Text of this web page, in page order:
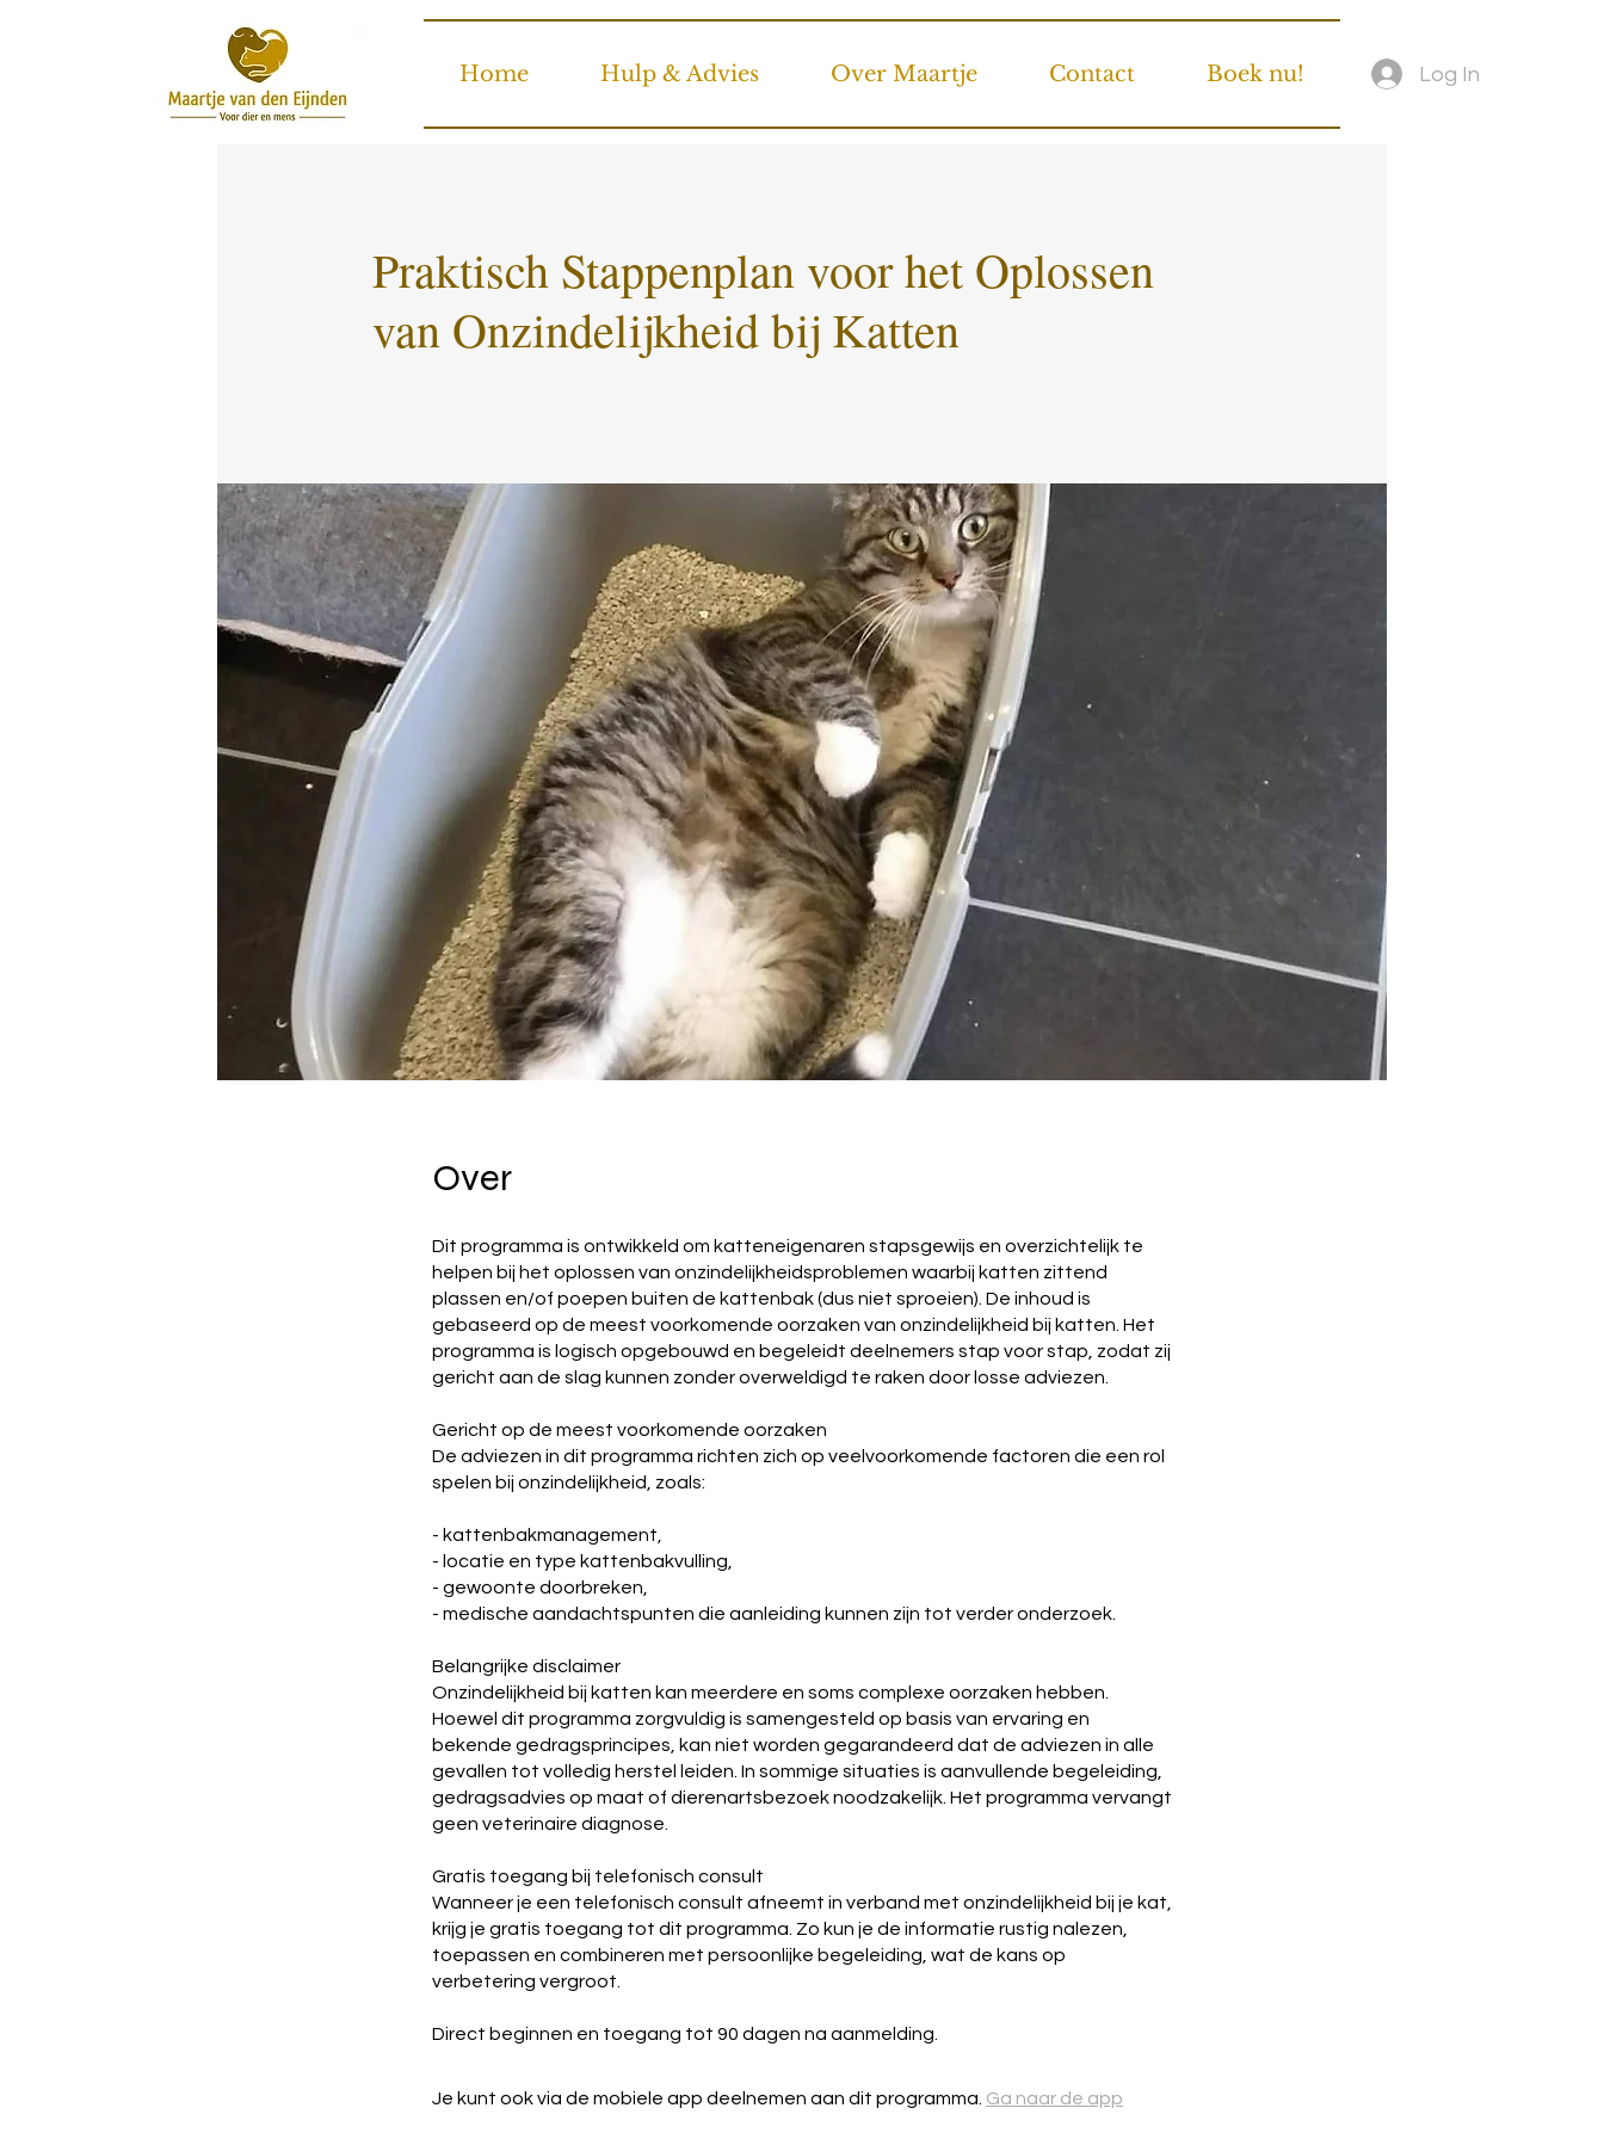
Log In
Home Hulp & Advies Over Maartje Contact Boek nu!
Praktisch Stappenplan voor het Oplossen
van Onzindelijkheid bij Katten
Over
Dit programma is ontwikkeld om katteneigenaren stapsgewijs en overzichtelijk te
helpen bij het oplossen van onzindelijkheidsproblemen waarbij katten zittend
plassen en/of poepen buiten de kattenbak (dus niet sproeien). De inhoud is
gebaseerd op de meest voorkomende oorzaken van onzindelijkheid bij katten. Het
programma is logisch opgebouwd en begeleidt deelnemers stap voor stap, zodat zij
gericht aan de slag kunnen zonder overweldigd te raken door losse adviezen.
Gericht op de meest voorkomende oorzaken
De adviezen in dit programma richten zich op veelvoorkomende factoren die een rol
spelen bij onzindelijkheid, zoals:
- kattenbakmanagement,
- locatie en type kattenbakvulling,
- gewoonte doorbreken,
- medische aandachtspunten die aanleiding kunnen zijn tot verder onderzoek.
Belangrijke disclaimer
Onzindelijkheid bij katten kan meerdere en soms complexe oorzaken hebben.
Hoewel dit programma zorgvuldig is samengesteld op basis van ervaring en
bekende gedragsprincipes, kan niet worden gegarandeerd dat de adviezen in alle
gevallen tot volledig herstel leiden. In sommige situaties is aanvullende begeleiding,
gedragsadvies op maat of dierenartsbezoek noodzakelijk. Het programma vervangt
geen veterinaire diagnose.
Gratis toegang bij telefonisch consult
Wanneer je een telefonisch consult afneemt in verband met onzindelijkheid bij je kat,
krijg je gratis toegang tot dit programma. Zo kun je de informatie rustig nalezen,
toepassen en combineren met persoonlijke begeleiding, wat de kans op
verbetering vergroot.
Direct beginnen en toegang tot 90 dagen na aanmelding.
Je kunt ook via de mobiele app deelnemen aan dit programma. Ga naar de app